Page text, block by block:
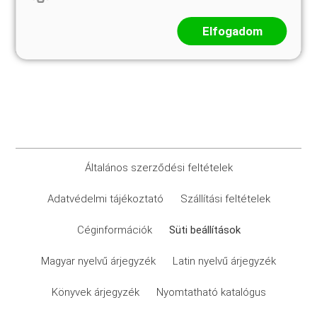
Általános szerződési feltételek
Adatvédelmi tájékoztató Szállítási feltételek
Céginformációk Süti beállítások
Magyar nyelvű árjegyzék Latin nyelvű árjegyzék
Könyvek árjegyzék Nyomtatható katalógus
Elfogadom